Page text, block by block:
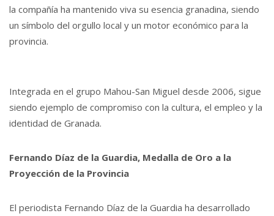
la compañía ha mantenido viva su esencia granadina, siendo
un símbolo del orgullo local y un motor económico para la
provincia.
Integrada en el grupo Mahou-San Miguel desde 2006, sigue
siendo ejemplo de compromiso con la cultura, el empleo y la
identidad de Granada.
Fernando Díaz de la Guardia, Medalla de Oro a la
Proyección de la Provincia
El periodista Fernando Díaz de la Guardia ha desarrollado